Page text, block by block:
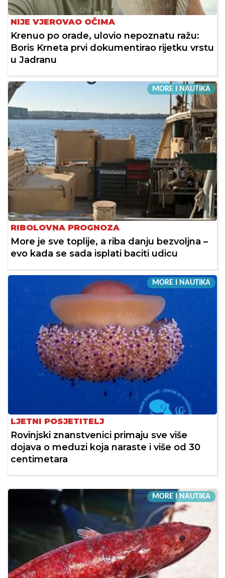
NIJE VJEROVAO OČIMA
Krenuo po orade, ulovio nepoznatu ražu:
Boris Krneta prvi dokumentirao rijetku vrstu
u Jadranu
MORE I NAUTIKA
RIBOLOVNA PROGNOZA
More je sve toplije, a riba danju bezvoljna –
evo kada se sada isplati baciti udicu
MORE I NAUTIKA
LJETNI POSJETITELJ
Rovinjski znanstvenici primaju sve više
dojava o meduzi koja naraste i više od 30
centimetara
MORE I NAUTIKA